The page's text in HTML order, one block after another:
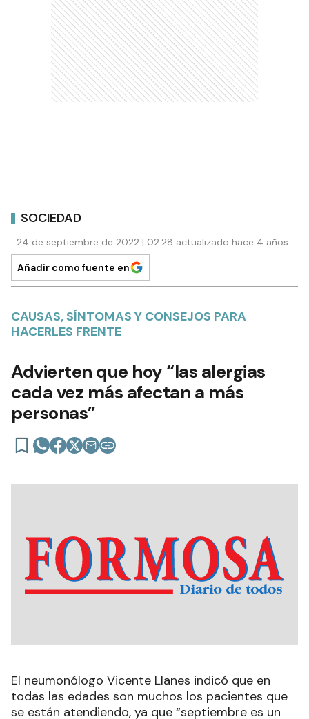
SOCIEDAD
24 de septiembre de 2022 | 02:28 actualizado hace 4 años
Añadir como fuente en
CAUSAS, SÍNTOMAS Y CONSEJOS PARA
HACERLES FRENTE
Advierten que hoy “las alergias
cada vez más afectan a más
personas”
El neumonólogo Vicente Llanes indicó que en
todas las edades son muchos los pacientes que
se están atendiendo, ya que “septiembre es un